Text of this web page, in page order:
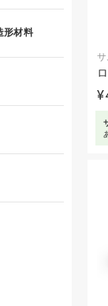
形材料